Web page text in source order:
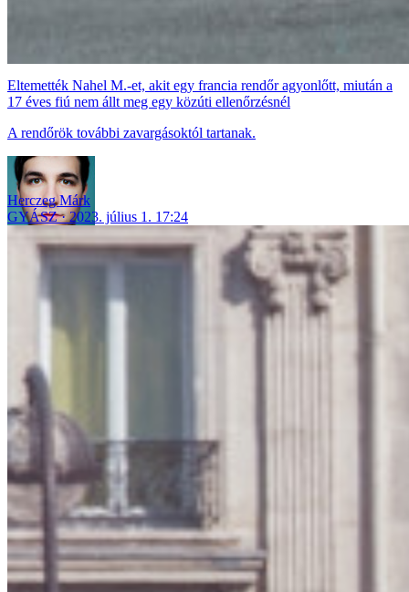
Eltemették Nahel M.-et, akit egy francia rendőr agyonlőtt, miután a
17 éves fiú nem állt meg egy közúti ellenőrzésnél
A rendőrök további zavargásoktól tartanak.
Herczeg Márk
GYÁSZ
2023. július 1. 17:24